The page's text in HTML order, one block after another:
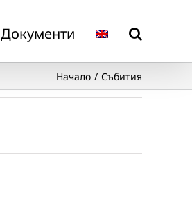
Документи
Начало Събития